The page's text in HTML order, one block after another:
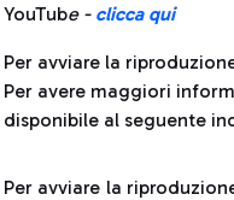
YouTube - clicca qui
Per avviare la
Per avere maggiori
disponibile al seguente
Per avviare la